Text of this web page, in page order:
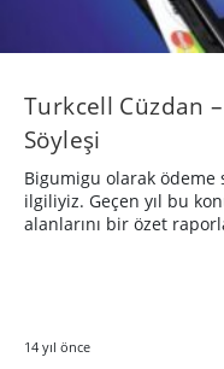
Turkcell Cüzdan
Söyleşi
Bigumigu olarak ödeme
ilgiliyiz. Geçen yıl bu
alanlarını bir özet
14 yıl önce